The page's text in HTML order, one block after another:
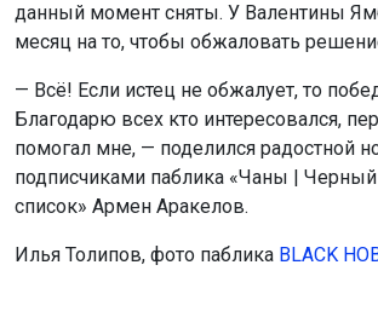
данный момент сняты. У Валентины
месяц на то, чтобы обжаловать
— Всё! Если истец не обжалует, то
Благодарю всех кто интересовался,
помогал мне, — поделился радостной
подписчиками паблика «Чаны |
список» Армен Аракелов.
Илья Толипов, фото паблика BLACK